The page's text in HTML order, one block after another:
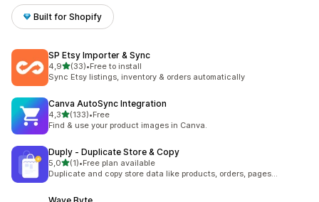
Built for Shopify
SP Etsy Importer & Sync
4,9av 5 stjerner
(33)
Totalt 33 omtaler
•Free to install
Sync Etsy listings, inventory & orders automatically
Canva AutoSync Integration
4,3av 5 stjerner
(133)
Totalt 133 omtaler
•Free
Find & use your product images in Canva.
Duply ‑ Duplicate Store & Copy
5,0av 5 stjerner
(1)
Totalt 1 omtaler
•Free plan available
Duplicate and copy store data like products, orders, pages...